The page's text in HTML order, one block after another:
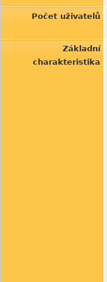
Počet uživatelů
Základní
charakteristika